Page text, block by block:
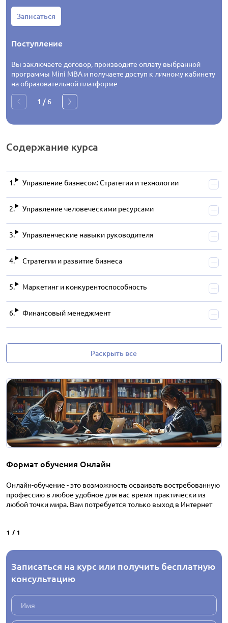
Записаться
Поступление
Вы заключаете договор, производите оплату выбранной
программы Mini MBA и получаете доступ к личному кабинету
на образовательной платформе
1 /6
Содержание курса
Управление бизнесом: Стратегии и технологии
Управление человеческими ресурсами
Управленческие навыки руководителя
Стратегии и развитие бизнеса
Маркетинг и конкурентоспособность
Финансовый менеджмент
Раскрыть все
Формат обучения Онлайн
Онлайн-обучение - это возможность осваивать востребованную
профессию в любое удобное для вас время практически из
любой точки мира. Вам потребуется только выход в Интернет
1 / 1
Записаться на курс или получить бесплатную
консультацию